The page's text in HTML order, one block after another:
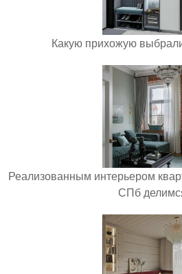
Какую прихожую
Реализованным интерьером
СПб